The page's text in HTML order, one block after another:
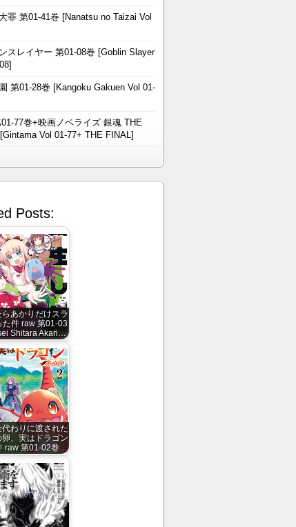
罪 第01-41巻 [Nanatsu no Taizai Vol
スレイヤー 第01-08巻 [Goblin Slayer
第01-28巻 [Kangoku Gakuen Vol 01-
77巻+映画ノベライズ 銀魂 THE
Vol 01-77+ THE FINAL]
Posts:
あかりだけスラ
た件 raw 第01-03
Shitara Akari…
わりに渡された
卵、実はドラゴン
raw 第01-02巻…